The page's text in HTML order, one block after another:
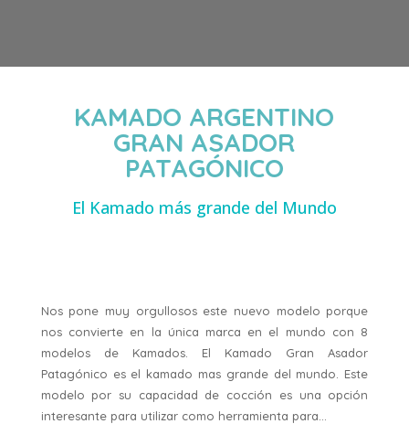
KAMADO ARGENTINO
GRAN ASADOR
PATAGÓNICO
El Kamado más grande del Mundo
Nos pone muy orgullosos este nuevo modelo porque
nos convierte en la única marca en el mundo con 8
modelos de Kamados. El Kamado Gran Asador
Patagónico es el kamado mas grande del mundo. Este
modelo por su capacidad de cocción es una opción
interesante para utilizar como herramienta para…